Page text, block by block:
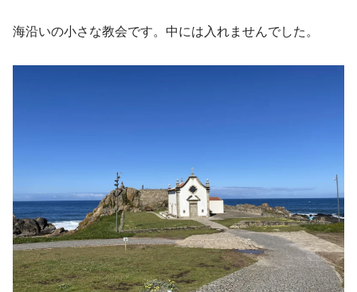
海沿いの小さな教会です。中には入れませんでした。